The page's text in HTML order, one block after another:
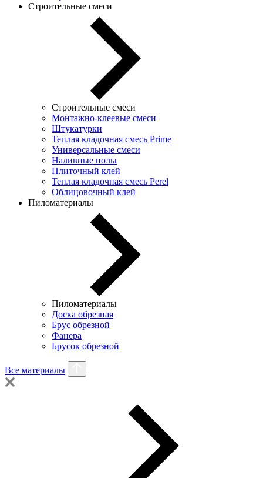
Строительные смеси
Строительные смеси
Монтажно-клеевые смеси
Штукатурки
Теплая кладочная смесь Prime
Универсальные смеси
Наливные полы
Плиточный клей
Теплая кладочная смесь Perel
Облицовочный клей
Пиломатериалы
Пиломатериалы
Доска обрезная
Брус обрезной
Фанера
Брусок обрезной
Все материалы